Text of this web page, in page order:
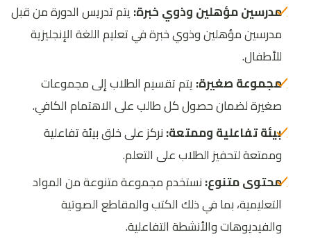
مدرسين مؤهلين وذوي خبرة:يتم تدريس الدورة من قبل
مدرسين مؤهلين وذوي خبرة في تعليم اللغة الإنجليزية
للأطفال.
مجموعة صغيرة:يتم تقسيم الطلاب إلى مجموعات
صغيرة لضمان حصول كل طالب على الاهتمام الكافي.
بيئة تفاعلية وممتعة:نركز على خلق بيئة تفاعلية
وممتعة لتحفيز الطلاب على التعلم.
محتوى متنوع:نستخدم مجموعة متنوعة من المواد
التعليمية، بما في ذلك الكتب والمقاطع الصوتية
والفيديوهات والأنشطة التفاعلية.